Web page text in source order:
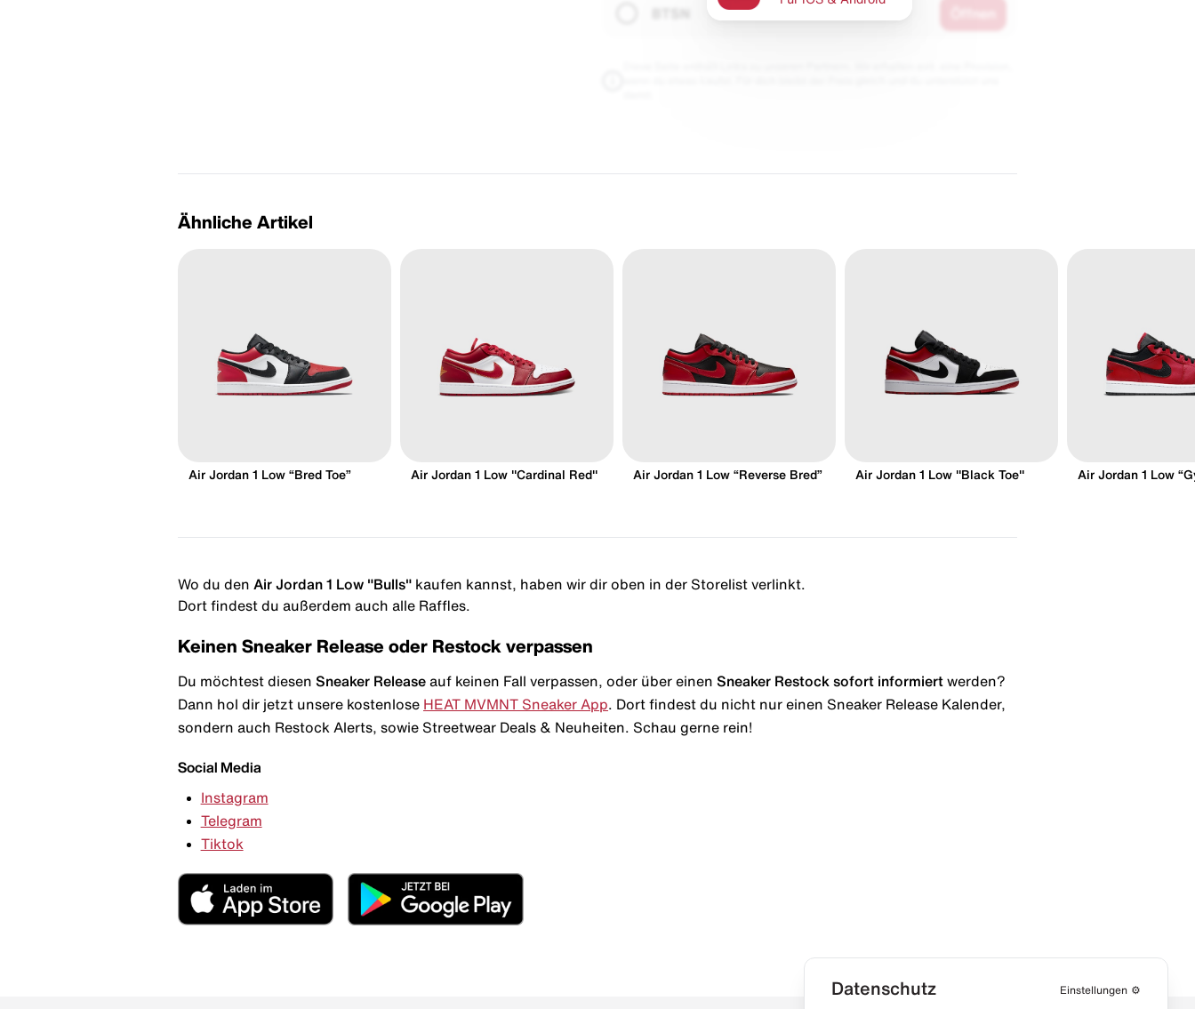
Ähnliche Artikel
Air Jordan 1 Low “Bred Toe” Air Jordan 1 Low "Cardinal Red" Air Jordan 1 Low “Reverse Bred” Air Jordan 1 Low "Black Toe" Air Jordan 1 Low
Wo du den Air Jordan 1 Low "Bulls" kaufen kannst, haben wir dir oben in der Storelist verlinkt.
Dort findest du außerdem auch alle Raffles.
Keinen Sneaker Release oder Restock verpassen
Du möchtest diesen Sneaker Release auf keinen Fall verpassen, oder über einen Sneaker Restock sofort informiert werden?
Dann hol dir jetzt unsere kostenlose HEAT MVMNT Sneaker App . Dort findest du nicht nur einen Sneaker Release Kalender,
sondern auch Restock Alerts, sowie Streetwear Deals & Neuheiten. Schau gerne rein!
Social Media
Instagram
Telegram
Tiktok
Datenschutz Einstellungen ⚙️